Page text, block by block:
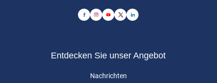
Entdecken Sie unser Angebot
Nachrichten